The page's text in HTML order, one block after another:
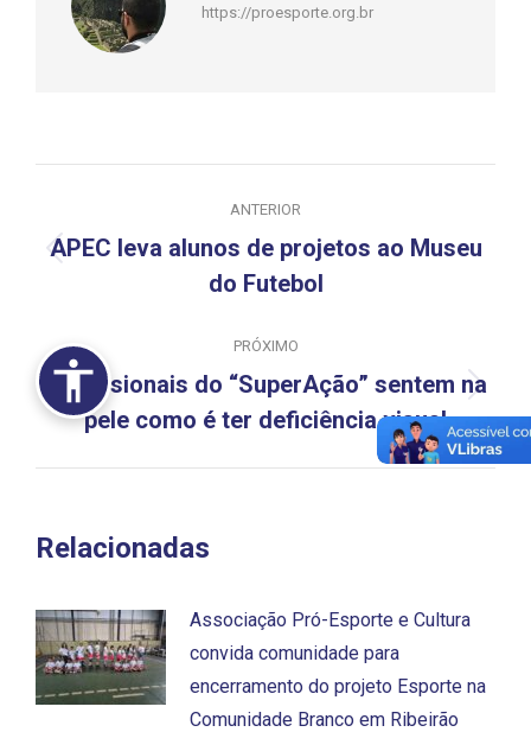
https://proesporte.org.br
de
ANTERIOR
Post
anterior:
APEC leva alunos de projetos ao Museu
do Futebol
PRÓXIMO
Próximo
post:
Profissionais do “SuperAção” sentem na
pele como é ter deficiência visual
Relacionadas
Associação Pró-Esporte e Cultura
convida comunidade para
encerramento do projeto Esporte na
Comunidade Branco em Ribeirão